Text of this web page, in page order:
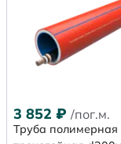
3 852 ₽ /пог.м.
Труба полимерная